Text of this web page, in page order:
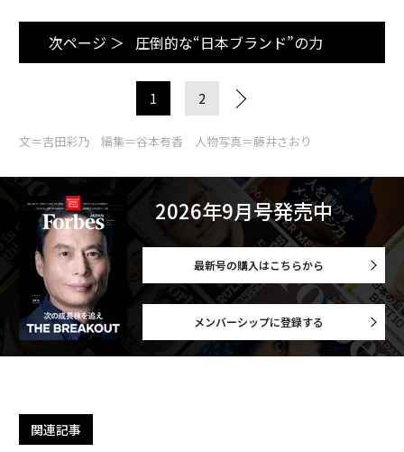
次ページ ＞ 圧倒的な“日本ブランド”の力
1 2
文＝吉田彩乃 編集＝谷本有香 人物写真＝藤井さおり
2026年9月号発売中
最新号の購入はこちらから
メンバーシップに登録する
関連記事